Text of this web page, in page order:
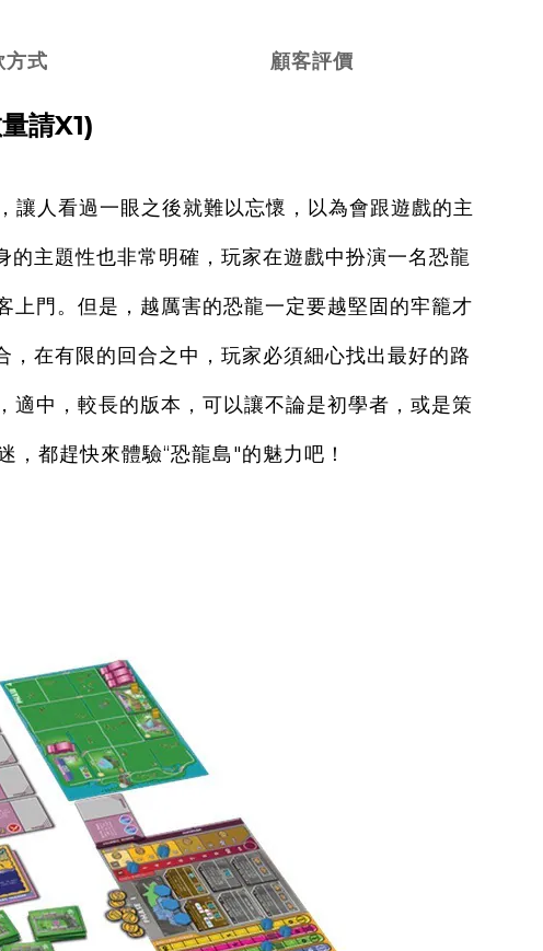
方式 顧客評價
請X1)
讓人看過一眼之後就難以忘懷，以為會跟遊戲的主
主題性也非常明確，玩家在遊戲中扮演一名恐龍
門。但是，越厲害的恐龍一定要越堅固的牢籠才
在有限的回合之中，玩家必須細心找出最好的路
中，較長的版本，可以讓不論是初學者，或是策
都趕快來體驗“恐龍島"的魅力吧！